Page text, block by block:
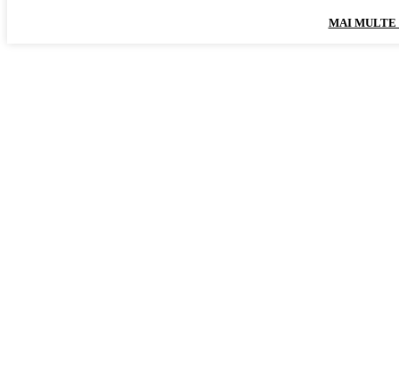
MAI